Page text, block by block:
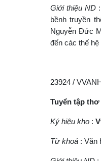
Giới thiệu ND
bềnh truyền
Nguyễn Đức
đến các thế
23924 /
Tuyển tập thơ
Ký hiệu kho :
Từ khoá : Văn